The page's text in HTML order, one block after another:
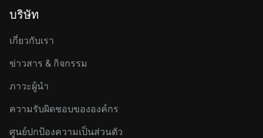
บริษัท
เกี่ยวกับเรา
ข่าวสาร & กิจกรรม
ภาวะผู้นำ
ความรับผิดชอบขององค์กร
ศูนย์ปกป้องความเป็นส่วนตัว